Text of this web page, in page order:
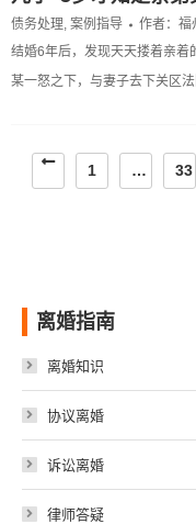
债务处理, 案例指导 作者： 福
结婚6年后，发现天天搂着亲着
某一怒之下，与妻子去下关区
1 … 33
离婚指南
离婚知识
协议离婚
诉讼离婚
律师答疑